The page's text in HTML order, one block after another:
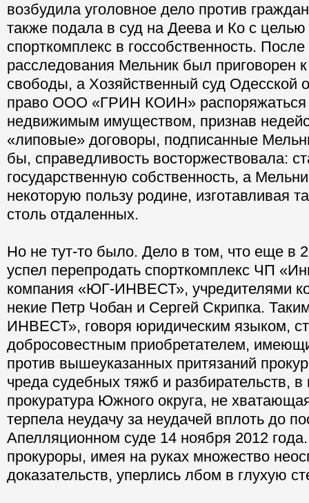
возбудила уголовное дело против
также подала в суд на Деева и Ко с целью
спорткомплекс в госсобственность. После
расследования Мельник был приговорен
свободы, а Хозяйственный суд Одесской
право ООО «ГРИН КОИН»
недвижимым имуществом, признав
«липовые» договоры, подписанные
бы, справедливость восторжествовала:
государственную собственность, а
некоторую пользу родине, изготавливая
столь отдаленных.
Но не тут-то было. Дело в том, что еще в
успел перепродать спорткомплекс ЧП
компания «ЮГ-ИНВЕСТ», учредителями
некие Петр Чобан и Сергей Скрипка.
ИНВЕСТ», говоря юридическим языком,
добросовестным приобретателем,
против вышеуказанных притязаний
чреда судебных тяжб и разбирательств, в
прокуратура Южного округа, не
терпела неудачу за неудачей вплоть до
Апелляционном суде 14 ноября 2012
прокуроры, имея на руках множество
доказательств, уперлись лбом в глухую